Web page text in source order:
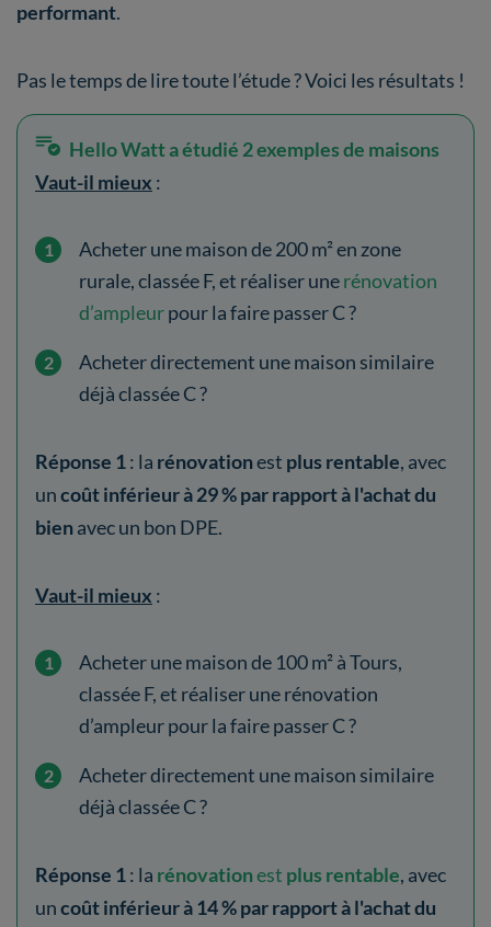
performant.
Pas le temps de lire toute l’étude ? Voici les résultats !
Hello Watt a étudié 2 exemples de maisons
Vaut-il mieux :
Acheter une maison de 200 m² en zone
rurale, classée F, et réaliser unerénovation
d’ampleurpour la faire passer C ?
Acheter directement une maison similaire
déjà classée C ?
Réponse 1: la rénovationest plus rentable, avec
uncoût inférieur à 29 % par rapport à l'achat du
bienavec un bon DPE.
Vaut-il mieux :
Acheter une maison de 100 m² à Tours,
classée F, et réaliser une rénovation
d’ampleur pour la faire passer C ?
Acheter directement une maison similaire
déjà classée C ?
Réponse 1: la rénovationest plus rentable, avec
uncoût inférieur à 14 % par rapport à l'achat du